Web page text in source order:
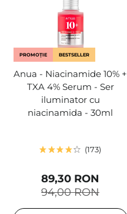
PROMOȚIE BESTSELLER
Anua - Niacinamide 10% +
TXA 4% Serum - Ser
iluminator cu
niacinamida - 30ml
173
94,00 RON
89,30 RON